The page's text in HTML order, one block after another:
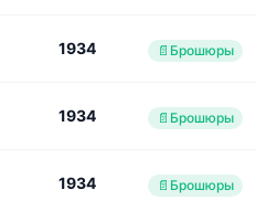
1934 📄 Брошюры
1934 📄 Брошюры
1934 📄 Брошюры